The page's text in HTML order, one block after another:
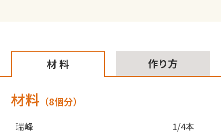
材 料 作り方
材料 （8個分）
瑞峰
1/4本